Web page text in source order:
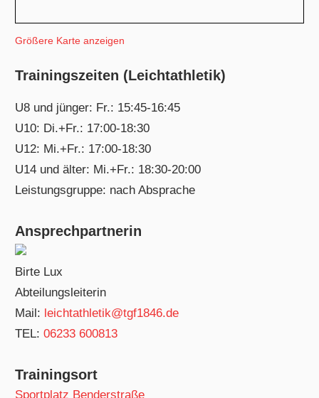
Größere Karte anzeigen
Trainingszeiten (Leichtathletik)
U8 und jünger: Fr.: 15:45-16:45
U10: Di.+Fr.: 17:00-18:30
U12: Mi.+Fr.: 17:00-18:30
U14 und älter: Mi.+Fr.: 18:30-20:00
Leistungsgruppe: nach Absprache
Ansprechpartnerin
Birte Lux
Abteilungsleiterin
Mail: leichtathletik@tgf1846.de
TEL:06233 600813
Trainingsort
Sportplatz Benderstraße